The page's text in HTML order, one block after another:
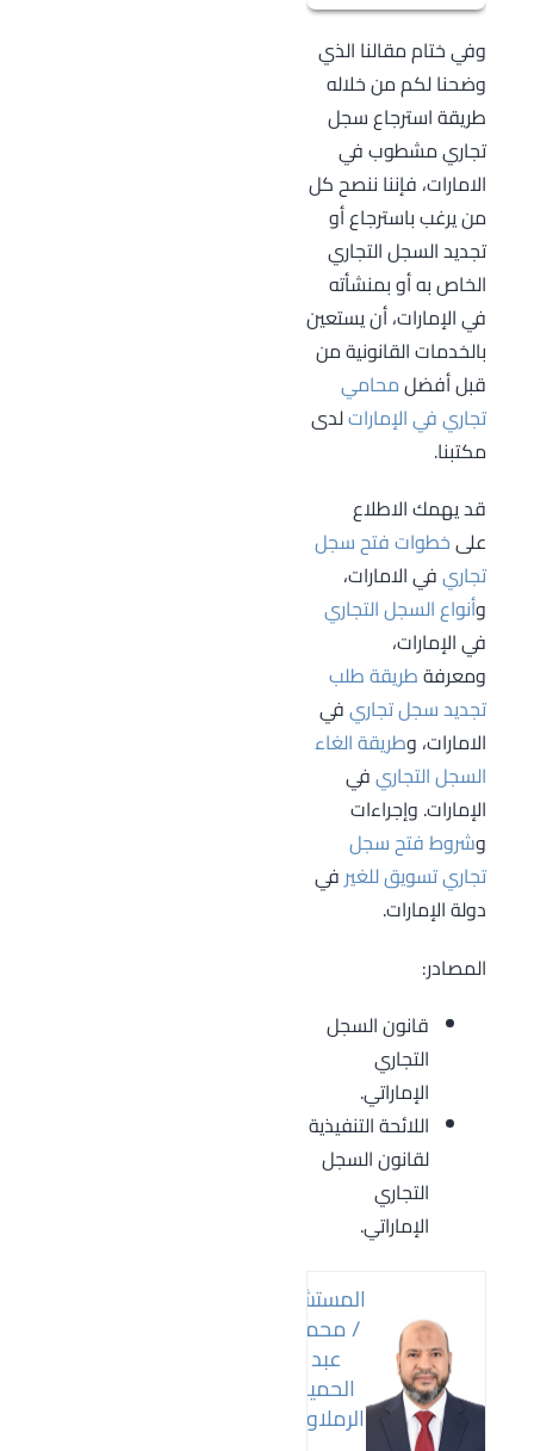
من اللائحة
التنفيذية لقانون
السجل التجاري
الإماراتي المتعلقة
باسترجاع السجل
بعد الشطب أي
تحديد لمدة زمنية
تتعلق باستعادة
القيد في السجل
التجاري.
يمكن الاطلاع على
أي سجل تجاري،
وذلك وفق الائحة
التنفيذية لقانون
السجل التجاري
فإنه يحق لكل ذي
صفة أو مصلحة
أن يتقدم إلى
الوزارة أو السلطة
المختصة بطلب
للحصول على
كافة البيانات التي
تتعلق بالسجل
التجاري، إذ يعتبر
القيد في السجل
التجاري شهر
للمعلومات
المتعلقة بالتاجر أو
المنشأة أو
الشركة يمكن
للجمهور الاطلاع
عليه.
وفي ختام مقالنا الذي
وضحنا لكم من خلاله
طريقة استرجاع سجل
تجاري مشطوب في
الامارات، فإننا ننصح كل
من يرغب باسترجاع أو
تجديد السجل التجاري
الخاص به أو بمنشأته
في الإمارات، أن يستعين
بالخدمات القانونية من
قبل أفضلمحامي
تجاري في الإماراتلدى
مكتبنا.
قد يهمك الاطلاع
علىخطوات فتح سجل
تجاريفي الامارات،
وأنواع السجل التجاري
في الإمارات،
ومعرفةطريقة طلب
تجديد سجل تجاريفي
الامارات، وطريقة الغاء
السجل التجاريفي
الإمارات. وإجراءات
وشروط فتح سجل
تجاري تسويق للغير في
دولة الإمارات.
المصادر:
قانون السجل
التجاري
الإماراتي.
اللائحة التنفيذية
لقانون السجل
التجاري
الإماراتي.
المستشار
/ محمد
عبد
الحميد
الرملاوي